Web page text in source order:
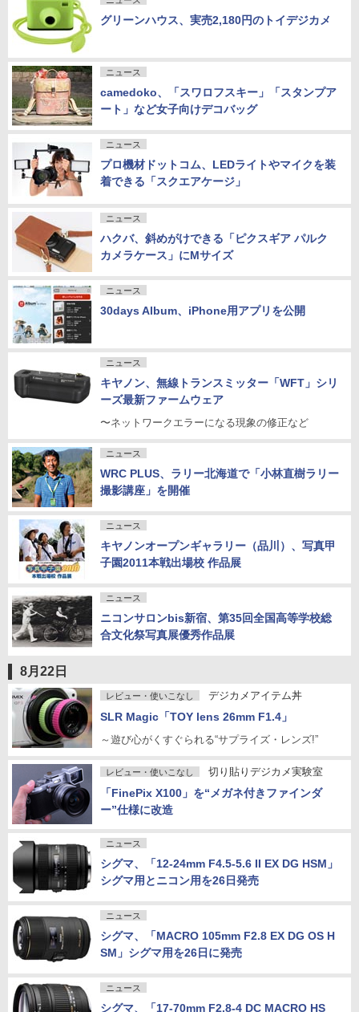
グリーンハウス、実売2,180円のトイデジカメ
ニュース
camedoko、「スワロフスキー」「スタンプア
ート」など女子向けデコバッグ
ニュース
プロ機材ドットコム、LEDライトやマイクを装
着できる「スクエアケージ」
ニュース
ハクバ、斜めがけできる「ピクスギア パルク
カメラケース」にMサイズ
ニュース
30days Album、iPhone用アプリを公開
ニュース
キヤノン、無線トランスミッター「WFT」シリ
ーズ最新ファームウェア
〜ネットワークエラーになる現象の修正など
ニュース
WRC PLUS、ラリー北海道で「小林直樹ラリー
撮影講座」を開催
ニュース
キヤノンオープンギャラリー（品川）、写真甲
子園2011本戦出場校 作品展
ニュース
ニコンサロンbis新宿、第35回全国高等学校総
合文化祭写真展優秀作品展
8月22日
レビュー・使いこなし デジカメアイテム丼
SLR Magic「TOY lens 26mm F1.4」
～遊び心がくすぐられる“サプライズ・レンズ!”
レビュー・使いこなし 切り貼りデジカメ実験室
「FinePix X100」を“メガネ付きファインダ
ー”仕様に改造
ニュース
シグマ、「12-24mm F4.5-5.6 II EX DG HSM」
シグマ用とニコン用を26日発売
ニュース
シグマ、「MACRO 105mm F2.8 EX DG OS H
SM」シグマ用を26日に発売
ニュース
シグマ、「17-70mm F2.8-4 DC MACRO HS